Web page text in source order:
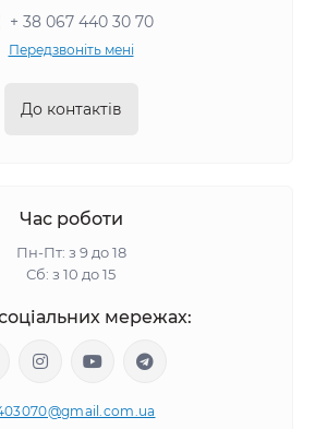
+ 38 067 440 30 70
Передзвоніть мені
До контактів
Час роботи
Пн-Пт: з 9 до 18
Сб: з 10 до 15
мережах: